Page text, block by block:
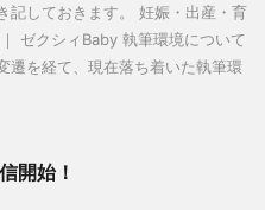
記しておきます。 妊娠・出産・育
ゼクシィBaby 執筆環境について
遷を経て、現在落ち着いた執筆環
開始！